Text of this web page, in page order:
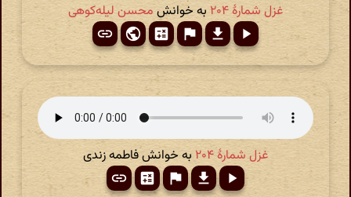
غزل شمارهٔ ۲۰۴ به خوانشمحسن لیله‌کوهی
غزل شمارهٔ ۲۰۴ به خوانش فاطمه زندی